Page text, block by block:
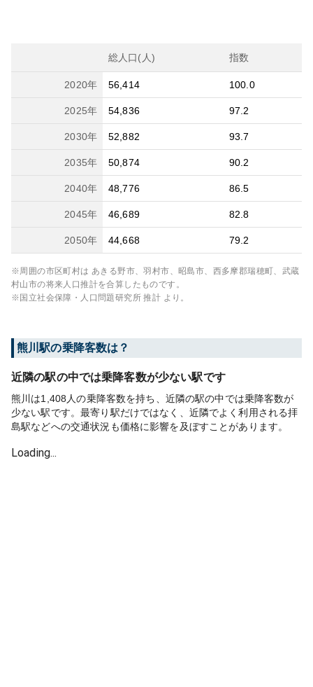
総人口(人) 指数
2020年 56,414 100.0
2025年 54,836 97.2
2030年 52,882 93.7
2035年 50,874 90.2
2040年 48,776 86.5
2045年 46,689 82.8
2050年 44,668 79.2
※周囲の市区町村は あきる野市、羽村市、昭島市、西多摩郡瑞穂町、武蔵
村山市の将来人口推計を合算したものです。
※国立社会保障・人口問題研究所 推計 より。
熊川駅の乗降客数は？
近隣の駅の中では乗降客数が少ない駅です
熊川は1,408人の乗降客数を持ち、近隣の駅の中では乗降客数が
少ない駅です。最寄り駅だけではなく、近隣でよく利用される拝
島駅などへの交通状況も価格に影響を及ぼすことがあります。
Loading...